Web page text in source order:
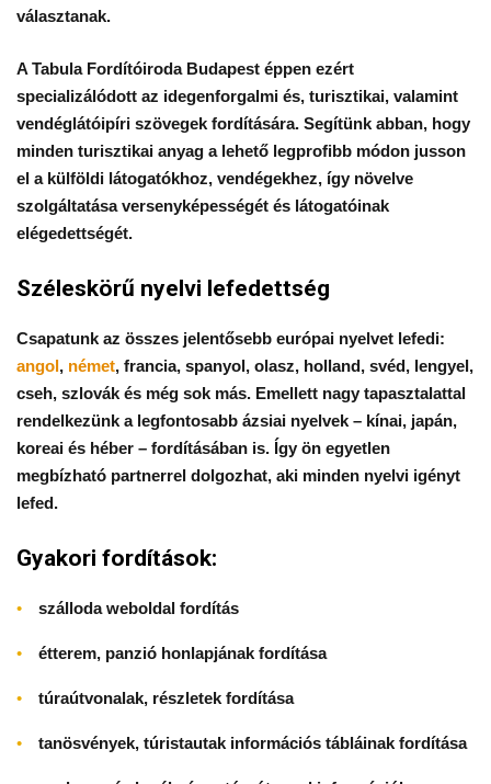
választanak.
A Tabula Fordítóiroda Budapest éppen ezért
specializálódott az idegenforgalmi és, turisztikai, valamint
vendéglátóipíri szövegek fordítására. Segítünk abban, hogy
minden turisztikai anyag a lehető legprofibb módon jusson
el a külföldi látogatókhoz, vendégekhez, így növelve
szolgáltatása versenyképességét és látogatóinak
elégedettségét.
Széleskörű nyelvi lefedettség
Csapatunk az összes jelentősebb európai nyelvet lefedi:
angol, német, francia, spanyol, olasz, holland, svéd, lengyel,
cseh, szlovák és még sok más. Emellett nagy tapasztalattal
rendelkezünk a legfontosabb ázsiai nyelvek – kínai, japán,
koreai és héber – fordításában is. Így ön egyetlen
megbízható partnerrel dolgozhat, aki minden nyelvi igényt
lefed.
Gyakori fordítások:
szálloda weboldal fordítás
étterem, panzió honlapjának fordítása
túraútvonalak, részletek fordítása
tanösvények, túristautak információs tábláinak fordítása